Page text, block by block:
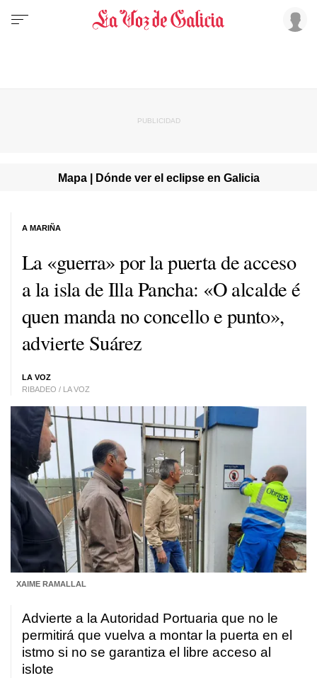
Mapa | Dónde ver el eclipse en Galicia
La «guerra» por la puerta de acceso
a la isla de Illa Pancha: «O alcalde é
quen manda no concello e punto»,
advierte Suárez
LA VOZ
RIBADEO / LA VOZ
A MARIÑA
XAIME RAMALLAL
Advierte a la Autoridad Portuaria que no le
permitirá que vuelva a montar la puerta en el
istmo si no se garantiza el libre acceso al
islote